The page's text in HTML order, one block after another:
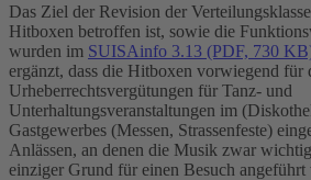
Das Ziel der Revision der
Hitboxen betroffen ist, sowie die
wurden im SUISAinfo 3.13 (PDF, 730
ergänzt, dass die Hitboxen vorwiegend für
Urheberrechtsvergütungen für Tanz- und
Unterhaltungsveranstaltungen im
Gastgewerbes (Messen, Strassenfeste)
Anlässen, an denen die Musik zwar
einziger Grund für einen Besuch angeführt